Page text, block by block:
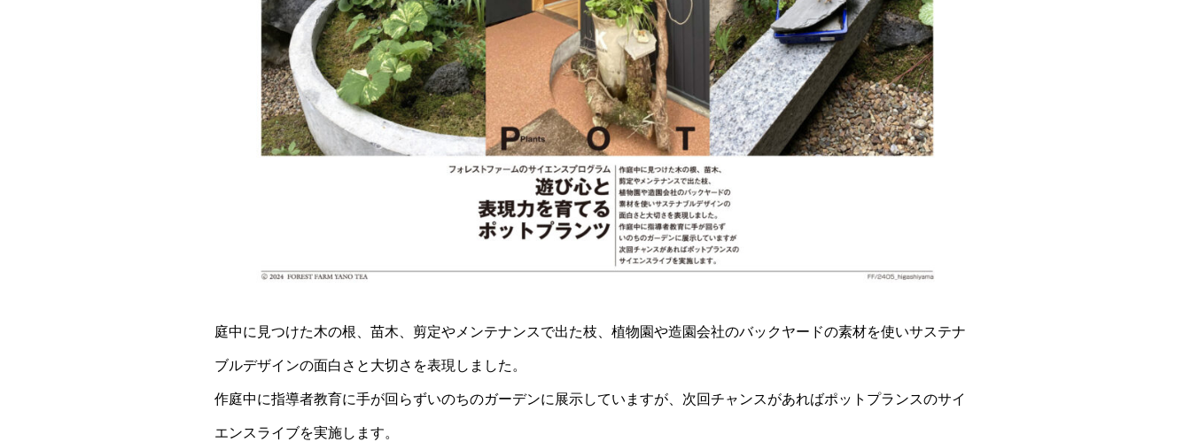
庭中に見つけた木の根、苗木、剪定やメンテナンスで出た枝、植物園や造園会社のバックヤードの素材を使いサステナ
ブルデザインの面白さと大切さを表現しました。
作庭中に指導者教育に手が回らずいのちのガーデンに展示していますが、次回チャンスがあればポットプランスのサイ
エンスライブを実施します。